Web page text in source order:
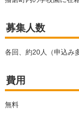
募集人数
各回、約20人（申込み
費用
無料